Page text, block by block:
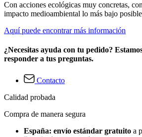
Con acciones ecológicas muy concretas,
impacto medioambiental lo más bajo
Aquí puede encontrar más información
¿Necesitas ayuda con tu pedido?
responder a tus preguntas.
Contacto
Calidad probada
Compra de manera segura
España: envío estándar gratuito a